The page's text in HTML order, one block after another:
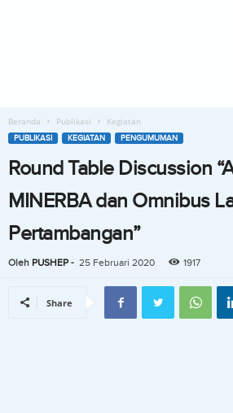
Beranda Publikasi Kegiatan
PUBLIKASI KEGIATAN PENGUMUMAN
Round Table Discussion
MINERBA dan Omnibus
Pertambangan”
Oleh PUSHEP - 25 Februari 2020 1917
Share